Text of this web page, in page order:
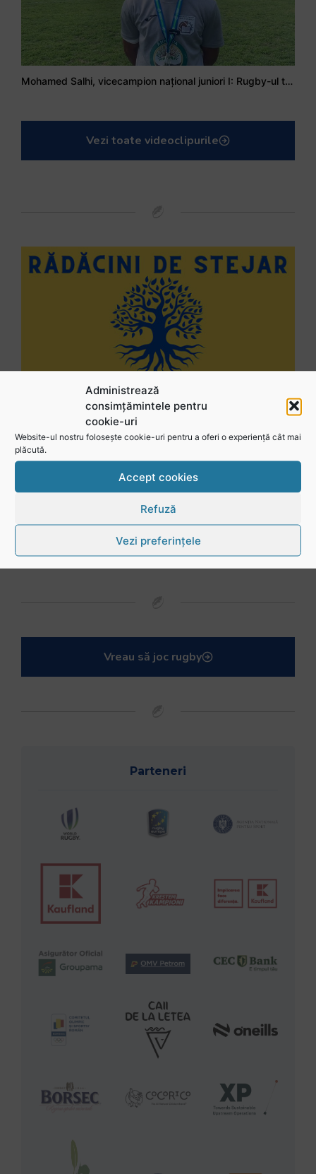
Administrează
consimțămintele pentru
cookie-uri
Website-ul nostru folosește cookie-uri pentru a oferi o experiență cât mai
plăcută.
Accept cookies
Refuză
Vezi preferințele
Mohamed Salhi, vicecampion național juniori I: Rugby-ul te învață să accepți și înfrângerile
Vezi toate videoclipurile
Urmărește-ne în social media
Vreau să joc rugby
Parteneri